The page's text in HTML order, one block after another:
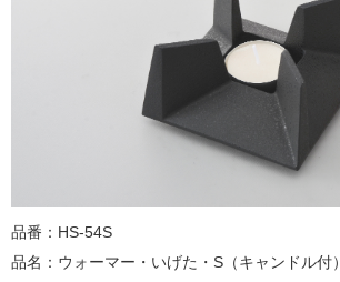
品番：HS-54S
品名：ウォーマー・いげた・S（キャンドル付）